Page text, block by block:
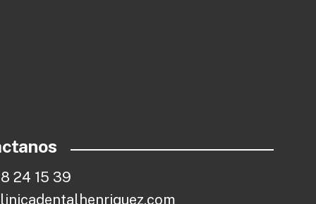
8 24 15 39
linicadentalhenriquez.com